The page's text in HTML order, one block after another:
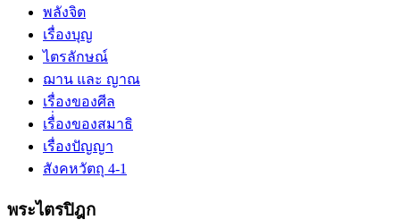
พลังจิต
เรื่องบุญ
ไตรลักษณ์
ฌาน และ ญาณ
เรื่องของศีล
เรื่่องของสมาธิ
เรื่องปัญญา
สังคหวัตถุ 4-1
พระไตรปิฎก